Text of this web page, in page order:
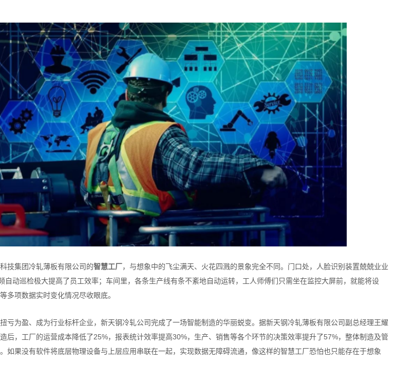
技集团冷轧薄板有限公司的智慧工厂，与想象中的飞尘满天、火花四溅的景象完全不同。门口处，人脸识别装置兢兢业业
自动巡检极大提高了员工效率；车间里，各条生产线有条不紊地自动运转，工人师傅们只需坐在监控大屏前，就能将设
多项数据实时变化情况尽收眼底。
亏为盈、成为行业标杆企业，新天钢冷轧公司完成了一场智能制造的华丽蜕变。据新天钢冷轧薄板有限公司副总经理王耀
后，工厂的运营成本降低了25%，报表统计效率提高30%，生产、销售等各个环节的决策效率提升了57%，整体制造及管
如果没有软件将底层物理设备与上层应用串联在一起，实现数据无障碍流通，像这样的智慧工厂恐怕也只能存在于想象